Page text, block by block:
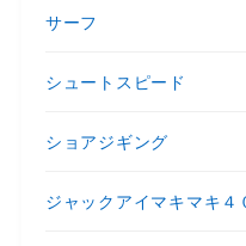
サーフ
シュートスピード
ショアジギング
ジャックアイマキマキ４